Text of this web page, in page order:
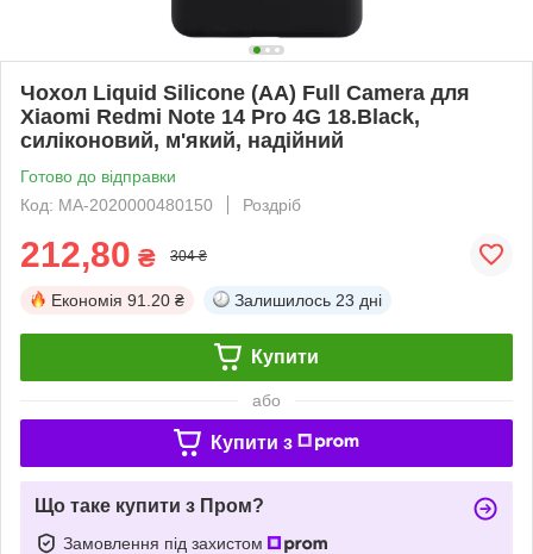
Чохол Liquid Silicone (AA) Full Camera для
Xiaomi Redmi Note 14 Pro 4G 18.Black,
силіконовий, м'який, надійний
Готово до відправки
Код: MA-2020000480150
Роздріб
212,80 ₴ 304 ₴
Економія 91.20 ₴ Залишилось 23 дні
Купити
або
Купити з
Що таке купити з Пром?
Замовлення під захистом